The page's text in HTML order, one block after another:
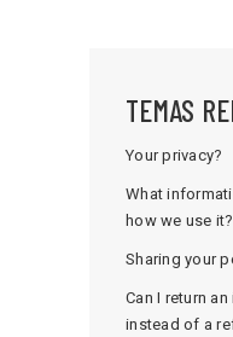
TEMAS
Your privacy?
What
how we use it?
Sharing your
Can I return
instead of a